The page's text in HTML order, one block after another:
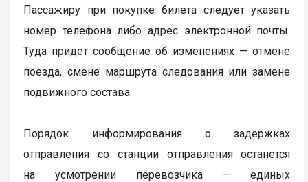
Пассажиру при покупке билета следует указать
номер телефона либо адрес электронной почты.
Туда придет сообщение об изменениях — отмене
поезда, смене маршрута следования или замене
подвижного состава.
Порядок информирования о задержках
отправления со станции отправления останется
на усмотрении перевозчика — единых